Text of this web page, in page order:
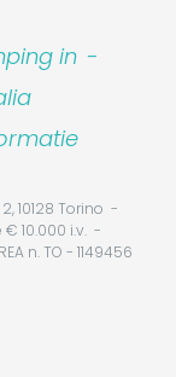
in -
10128 Torino
10.000 i.v.
REA n. TO - 1149456